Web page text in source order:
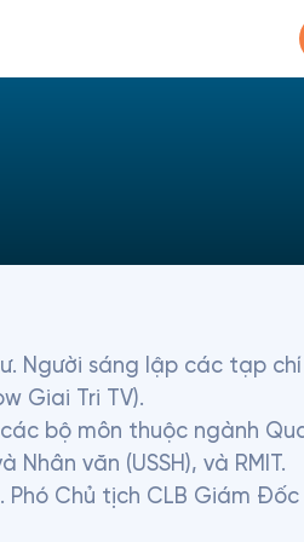
Người sáng lập các tạp chí
Giai Tri TV).
bộ môn thuộc ngành
văn (USSH), và RMIT.
Phó Chủ tịch CLB Giám Đốc